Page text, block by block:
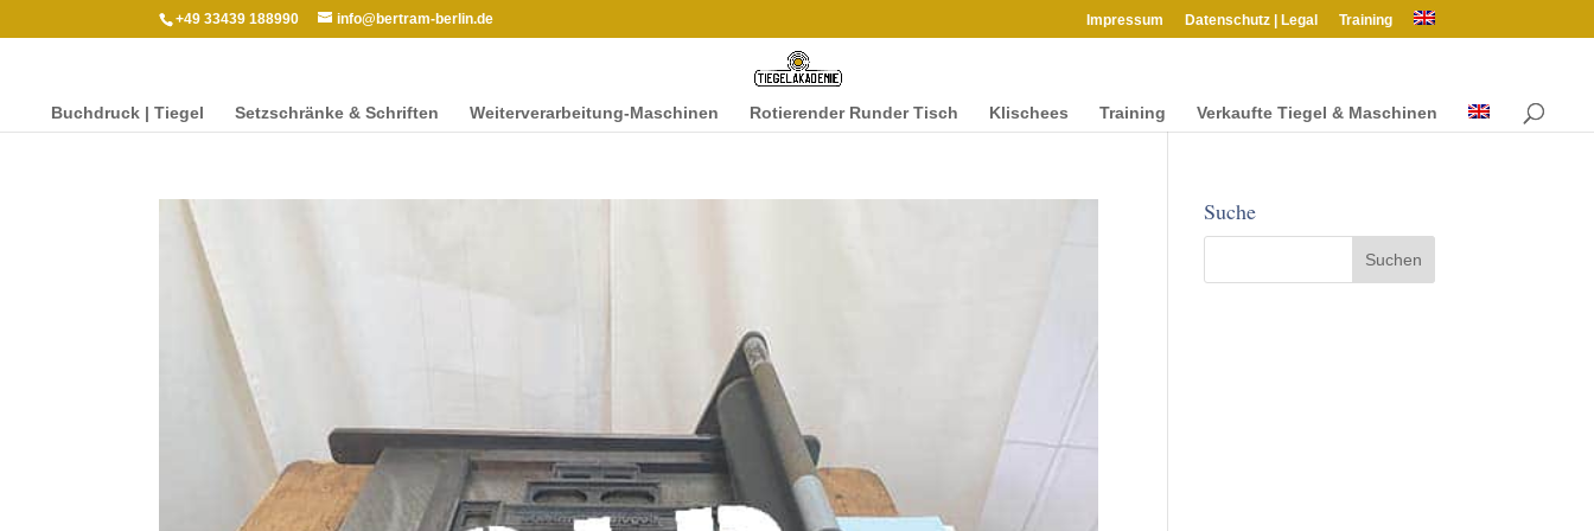
+49 33439 188990 info@bertram-berlin.de Impres­sum Daten­schutz | Legal Train­ing
Buch­druck | Tiegel Setzschränke & Schriften Weit­er­ver­ar­beitung-Maschi­­nen Rotieren­der Runder Tisch Klis­chees Train­ing Verkaufte Tiegel & Maschinen
Suche